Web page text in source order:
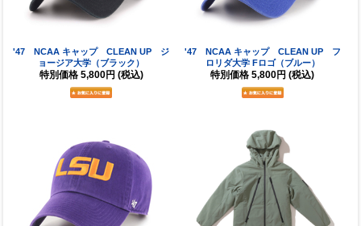
'47 NCAA キャップ CLEAN UP ジ
ョージア大学（ブラック）
特別価格 5,800円 (税込)
'47 NCAA キャップ CLEAN UP フ
ロリダ大学 Fロゴ（ブルー）
特別価格 5,800円 (税込)